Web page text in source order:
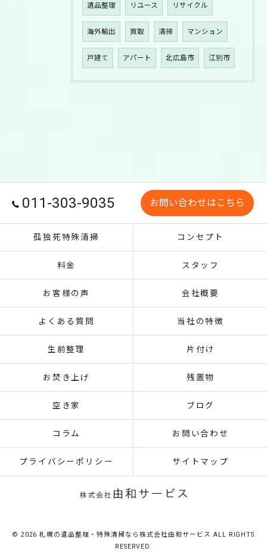
遺品整理 リユース リサイクル
海外輸出 買取 清掃 マンション
戸建て アパート 北広島市 江別市
011-303-9035 お問い合わせはこちら
孤独死特殊清掃 コンセプト
料金 スタッフ
お客様の声 会社概要
よくある質問 当社の特徴
生前整理 片付け
お焚き上げ 残置物
空き家 ブログ
コラム お問い合わせ
プライバシーポリシー サイトマップ
© 2026 札幌の遺品整理・特殊清掃なら株式会社由和サービス ALL RIGHTS
RESERVED.